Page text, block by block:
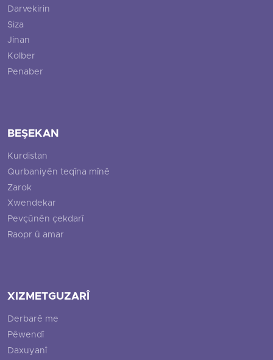
Darvekirin
Siza
Jinan
Kolber
Penaber
BEŞEKAN
Kurdistan
Qurbaniyên teqîna mînê
Zarok
Xwendekar
Pevçûnên çekdarî
Raopr û amar
XIZMETGUZARÎ
Derbarê me
Pêwendî
Daxuyanî